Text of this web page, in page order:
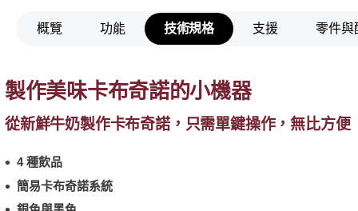
概覽 功能 技術規格 支援 零件與
製作美味卡布奇諾的小機器
從新鮮牛奶製作卡布奇諾，只需單鍵操作，無比方便
4 種飲品
簡易卡布奇諾系統